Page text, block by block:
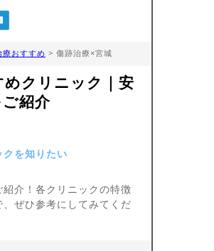
療おすすめ > 傷跡治療×宮城
クリニック｜安
紹介
を知りたい
介！各クリニックの特徴
ぜひ参考にしてみてくだ